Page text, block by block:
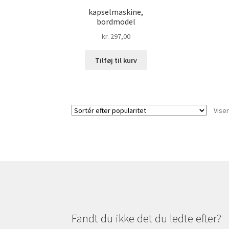
kapselmaskine,
bordmodel
kr. 297,00
Tilføj til kurv
Fandt du ikke det du ledte efter?